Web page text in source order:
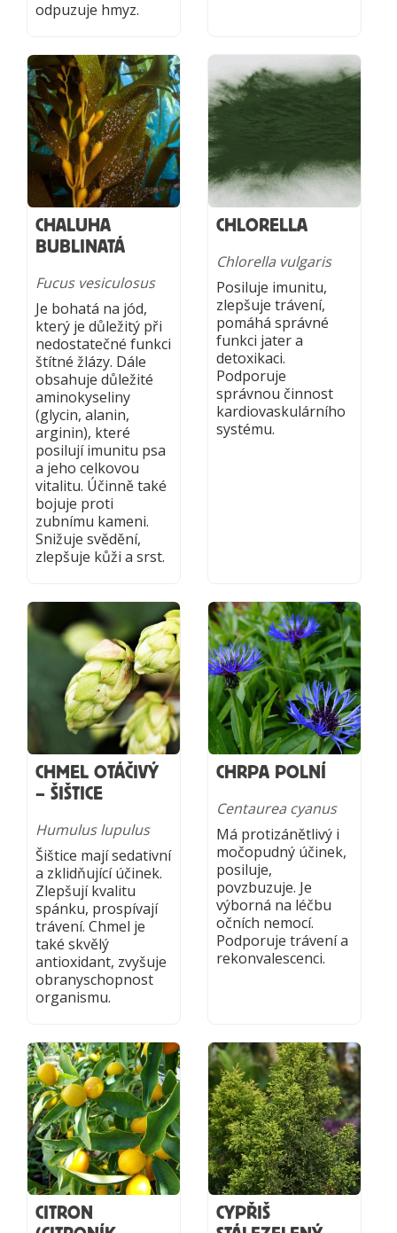
odpuzuje hmyz.
CHALUHA
BUBLINATÁ
Fucus vesiculosus
Je bohatá na jód,
který je důležitý při
nedostatečné funkci
štítné žlázy. Dále
obsahuje důležité
aminokyseliny
(glycin, alanin,
arginin), které
posilují imunitu psa
a jeho celkovou
vitalitu. Účinně také
bojuje proti
zubnímu kameni.
Snižuje svědění,
zlepšuje kůži a srst.
CHLORELLA
Chlorella vulgaris
Posiluje imunitu,
zlepšuje trávení,
pomáhá správné
funkci jater a
detoxikaci.
Podporuje
správnou činnost
kardiovaskulárního
systému.
CHMEL OTÁČIVÝ
– ŠIŠTICE
Humulus lupulus
Šištice mají sedativní
a zklidňující účinek.
Zlepšují kvalitu
spánku, prospívají
trávení. Chmel je
také skvělý
antioxidant, zvyšuje
obranyschopnost
organismu.
CHRPA POLNÍ
Centaurea cyanus
Má protizánětlivý i
močopudný účinek,
posiluje,
povzbuzuje. Je
výborná na léčbu
očních nemocí.
Podporuje trávení a
rekonvalescenci.
CITRON
CYPŘIŠ